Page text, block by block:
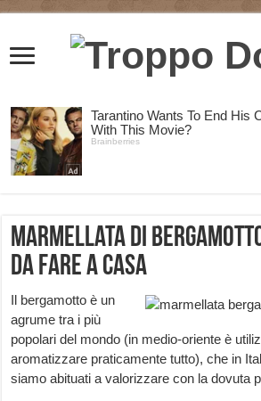
Marmellata di
da fare a casa
Il bergamotto è un
agrume tra i più
popolari del mondo (in medio-oriente è
aromatizzare praticamente tutto), che in
siamo abituati a valorizzare con la dovuta